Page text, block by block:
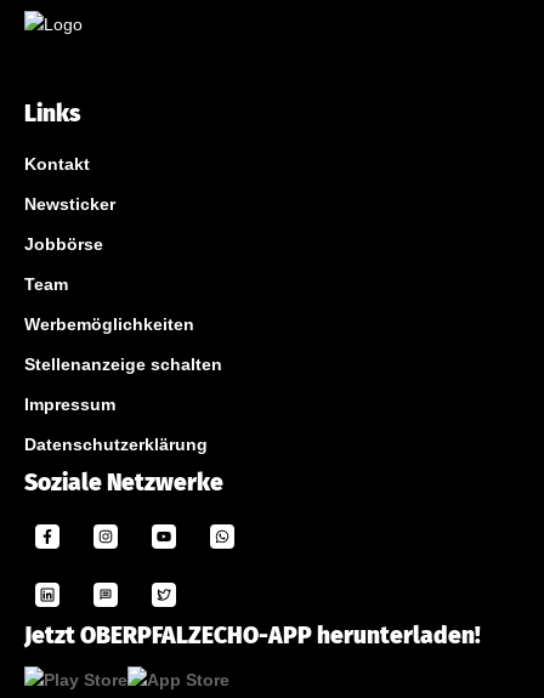
Links
Kontakt
Newsticker
Jobbörse
Team
Werbemöglichkeiten
Stellenanzeige schalten
Impressum
Datenschutzerklärung
Soziale Netzwerke
Jetzt OBERPFALZECHO-APP herunterladen!